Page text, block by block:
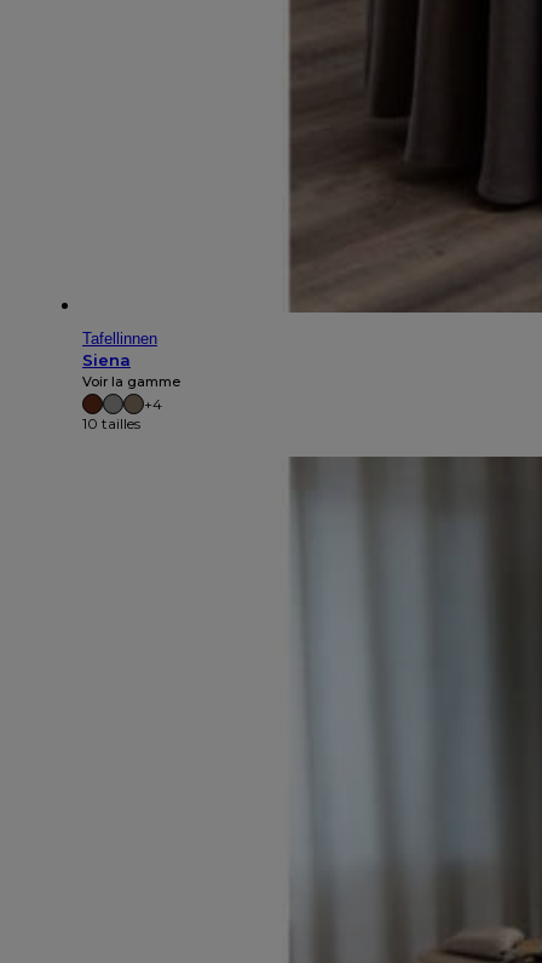
Tafellinnen
Siena
Voir la gamme
+4
10 tailles